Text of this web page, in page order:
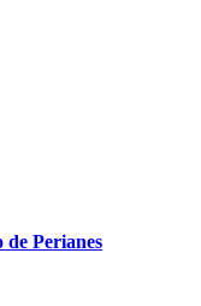
de Perianes